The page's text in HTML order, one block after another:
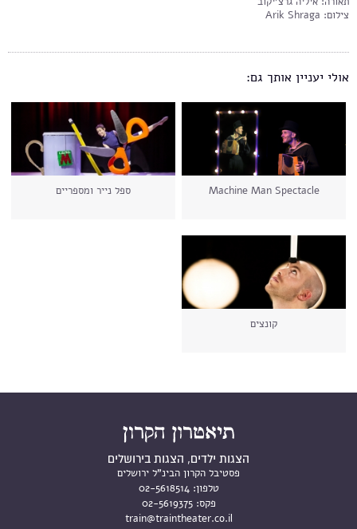
צילום: Arik Shraga
אולי יעניין אותך גם:
Machine Man Spectacle ספל נייר ומספריים
קונצים
הצגות ילדים, הצגות בירושלים
פסטיבל הקרון הבינ"ל ירושלים
טלפון: 02-5618514
פקס: 02-5619375
train@traintheater.co.il